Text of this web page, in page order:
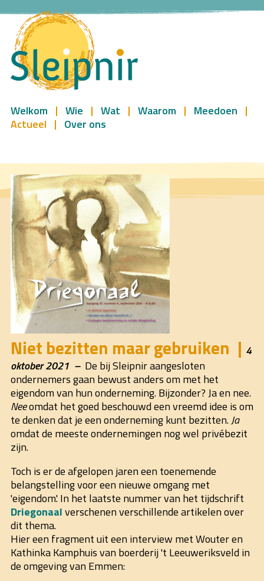
Welkom Wie Wat Waarom
Meedoen
Actueel
Over ons
Niet bezitten maar gebruiken
4
oktober 2021
De bij Sleipnir aangesloten
ondernemers gaan bewust anders om met het
eigendom van hun onderneming. Bijzonder? Ja en nee.
Neeomdat het goed beschouwd een vreemd idee is om
te denken dat je een onderneming kunt bezitten.Ja
omdat de meeste ondernemingen nog wel privébezit
zijn.
Toch is er de afgelopen jaren een toenemende
belangstelling voor een nieuwe omgang met
'eigendom'. In het laatste nummer van het tijdschrift
Driegonaalverschenen verschillende artikelen over
dit thema.
Hier een fragment uit een interview met Wouter en
Kathinka Kamphuis van boerderij 't Leeuweriksveld in
de omgeving van Emmen: